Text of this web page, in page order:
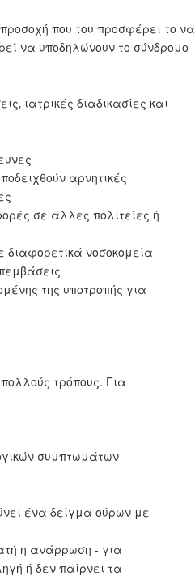
που του προσφέρει το να
να υποδηλώνουν το σύνδρομο
ιατρικές διαδικασίες και
αρνητικές
σε άλλες πολιτείες ή
νοσοκομεία
της υποτροπής για
τρόπους. Για
συμπτωμάτων
ένα δείγμα ούρων με
η ανάρρωση - για
ή δεν παίρνει τα